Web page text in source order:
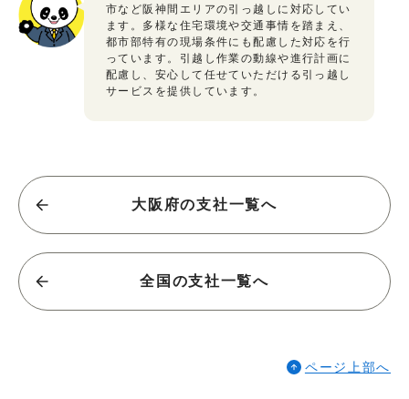
市など阪神間エリアの引っ越しに対応してい
ます。多様な住宅環境や交通事情を踏まえ、
都市部特有の現場条件にも配慮した対応を行
っています。引越し作業の動線や進行計画に
配慮し、安心して任せていただける引っ越し
サービスを提供しています。
大阪府の支社一覧へ
全国の支社一覧へ
ページ上部へ